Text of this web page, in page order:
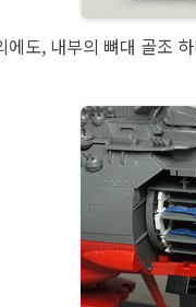
에도, 내부의 뼈대 골조